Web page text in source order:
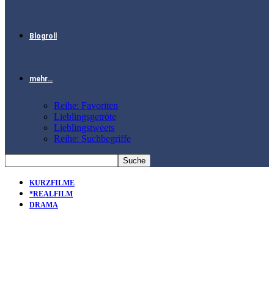
Blogroll
mehr…
Reihe: Favoriten
Lieblingsgetröte
Lieblingstweets
Reihe: Suchbegriffe
KURZFILME
*REALFILM
DRAMA